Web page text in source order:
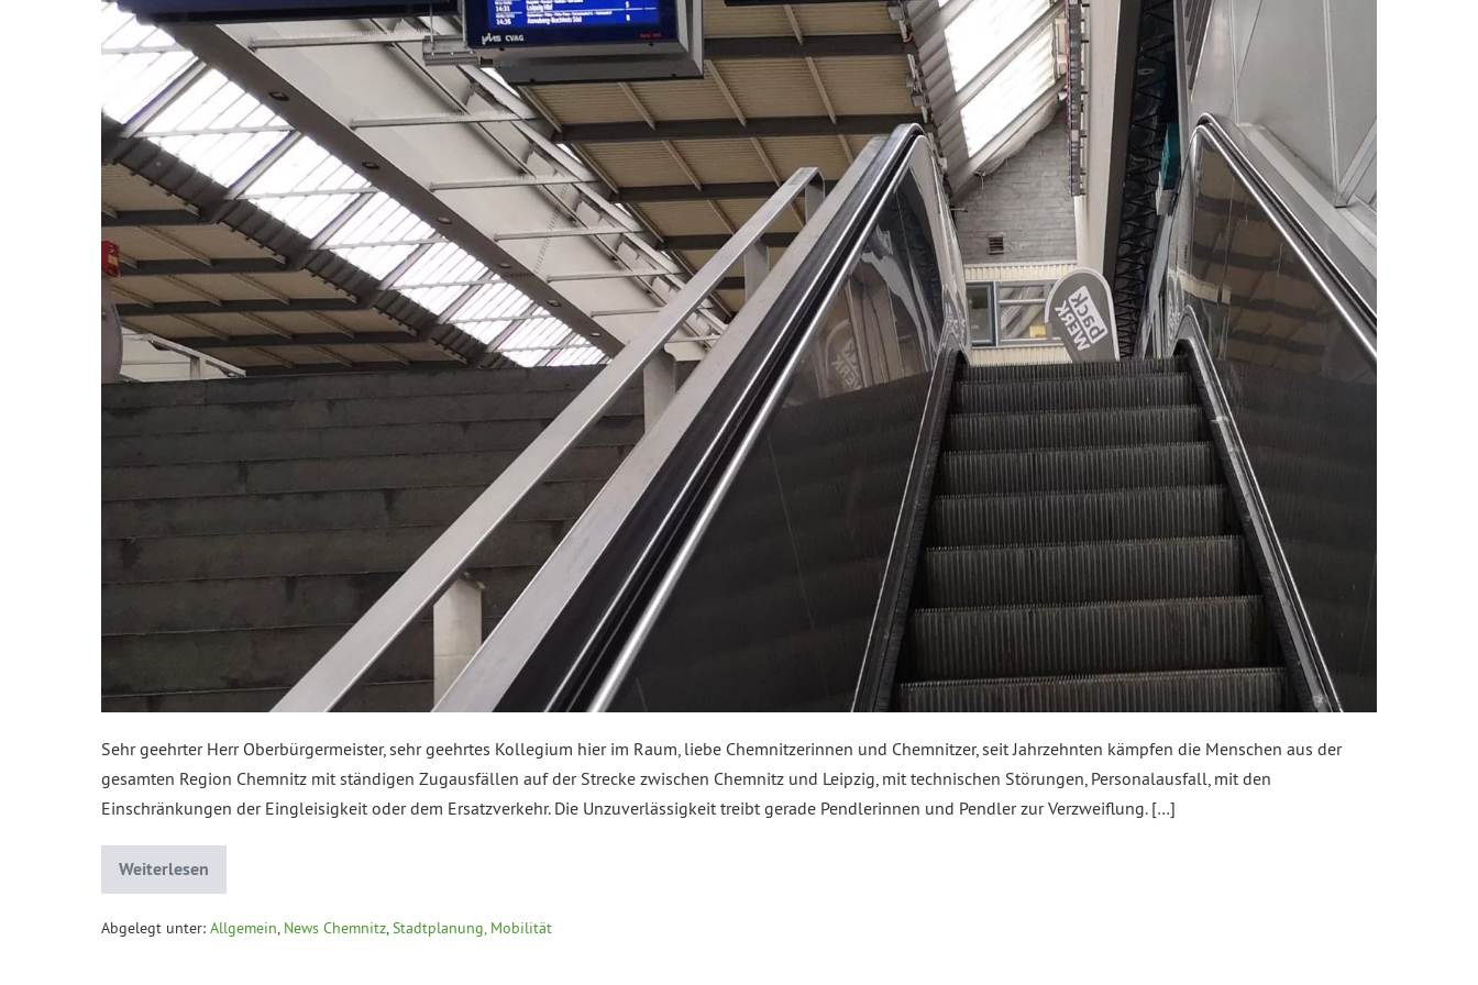
Sehr geehrter Herr Oberbürgermeister, sehr geehrtes Kollegium hier im Raum, liebe Chemnitzerinnen und Chemnitzer, seit Jahrzehnten kämpfen die Menschen aus der
gesamten Region Chemnitz mit ständigen Zugausfällen auf der Strecke zwischen Chemnitz und Leipzig, mit technischen Störungen, Personalausfall, mit den
Einschränkungen der Eingleisigkeit oder dem Ersatzverkehr. Die Unzuverlässigkeit treibt gerade Pendlerinnen und Pendler zur Verzweiflung. […]
Weiterlesen
Abgelegt unter: Allgemein, News Chemnitz,Stadtplanung, Mobilität